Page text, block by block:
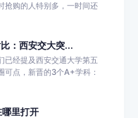
抢购的人特别多，一时间还
：西安交大突...
已经提及西安交通大学第五
可点，新晋的3个A+学科：
里打开